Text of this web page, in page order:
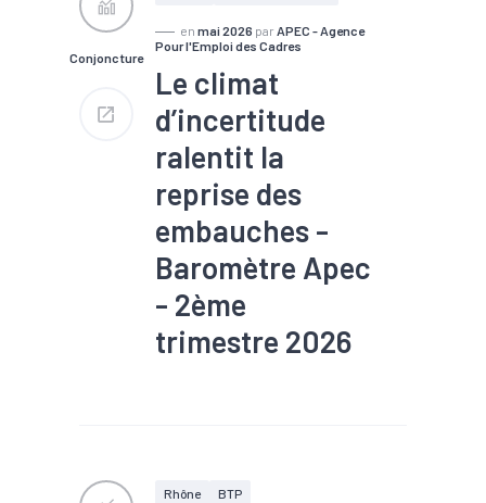
Conjoncture
en mai 2026 par APEC - Agence
Pour l'Emploi des Cadres
Le climat
d’incertitude
ralentit la
reprise des
embauches -
Baromètre Apec
- 2ème
trimestre 2026
#Recrutement
Rhône
BTP